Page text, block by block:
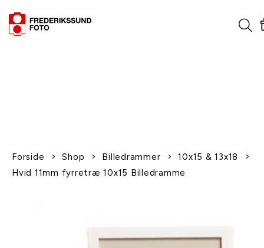
Forside Shop Billedrammer
10x15 & 13x18
Hvid 11mm fyrretræ 10x15 Billedramme